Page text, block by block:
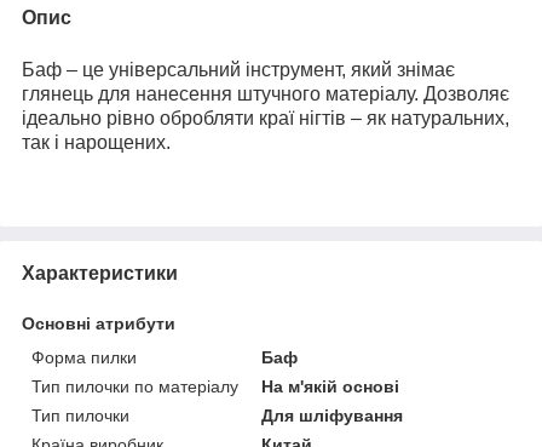
Опис
Баф – це універсальний інструмент, який знімає
глянець для нанесення штучного матеріалу. Дозволяє
ідеально рівно обробляти краї нігтів – як натуральних,
так і нарощених.
Характеристики
Основні атрибути
Форма пилки
Баф
Тип пилочки по матеріалу
На м'якій основі
Тип пилочки
Для шліфування